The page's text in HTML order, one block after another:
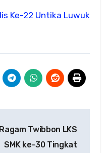
Ke-22 Untika Luwuk
Ragam Twibbon LKS
SMK ke-30 Tingkat